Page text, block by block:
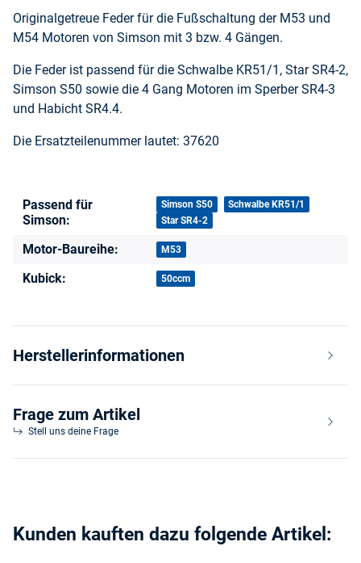
Originalgetreue Feder für die Fußschaltung der M53 und
M54 Motoren von Simson mit 3 bzw. 4 Gängen.
Die Feder ist passend für die Schwalbe KR51/1, Star SR4-2,
Simson S50 sowie die 4 Gang Motoren im Sperber SR4-3
und Habicht SR4.4.
Die Ersatzteilenummer lautet: 37620
Produkteigenschaft
Wert
Passend für
Simson:
Simson S50
Schwalbe KR51/1
Star SR4-2
Motor-Baureihe: M53
Kubick: 50ccm
Herstellerinformationen
Frage zum Artikel
Stell uns deine Frage
Kunden kauften dazu folgende Artikel: